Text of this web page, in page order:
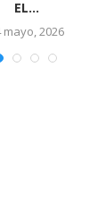
marzo, 2026